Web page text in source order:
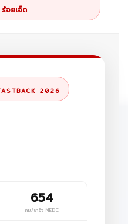
อยเอ็ด
2026
654
กม./ชาร์จ NEDC